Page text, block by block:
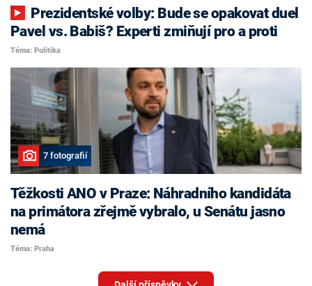
Pavel vs. Babiš? Experti zmiňují pro a proti
Téma: Politika
7 fotografií
Těžkosti ANO v Praze: Náhradního kandidáta
na primátora zřejmě vybralo, u Senátu jasno
nemá
Téma: Praha